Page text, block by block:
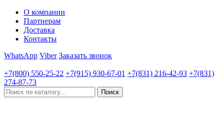
О компании
Партнерам
Доставка
Контакты
WhatsApp Viber Заказать звонок
+7(800) 550-25-22 +7(915) 930-67-01 +7(831) 216-42-93 +7(831)
274-87-73